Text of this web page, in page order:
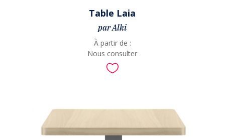
Table Laia
par Alki
À partir de :
Nous consulter
